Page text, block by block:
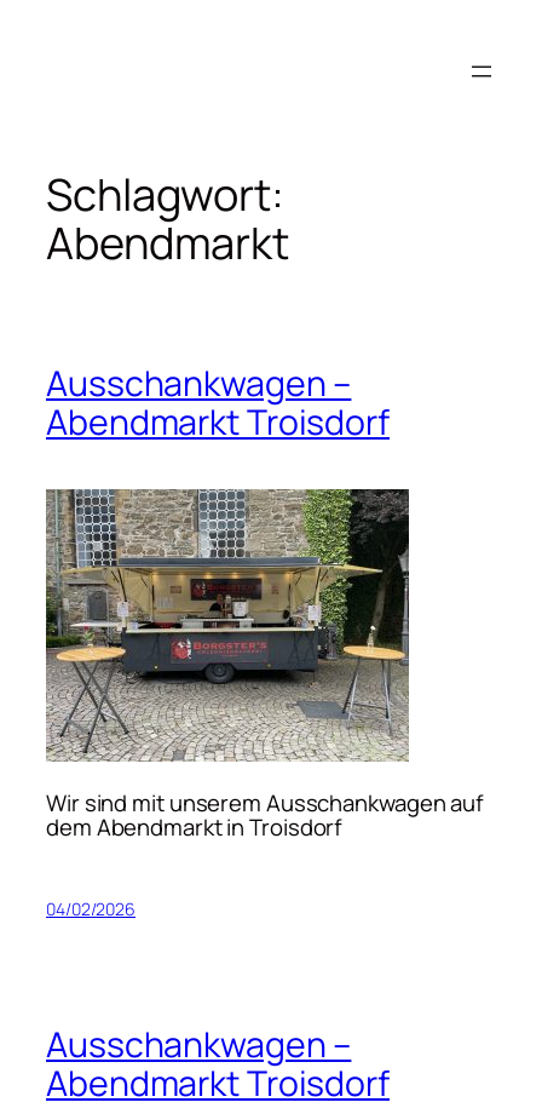
Schlagwort:
Abendmarkt
Ausschankwagen –
Abendmarkt Troisdorf
Wir sind mit unserem Ausschankwagen auf
dem Abendmarkt in Troisdorf
04/02/2026
Ausschankwagen –
Abendmarkt Troisdorf